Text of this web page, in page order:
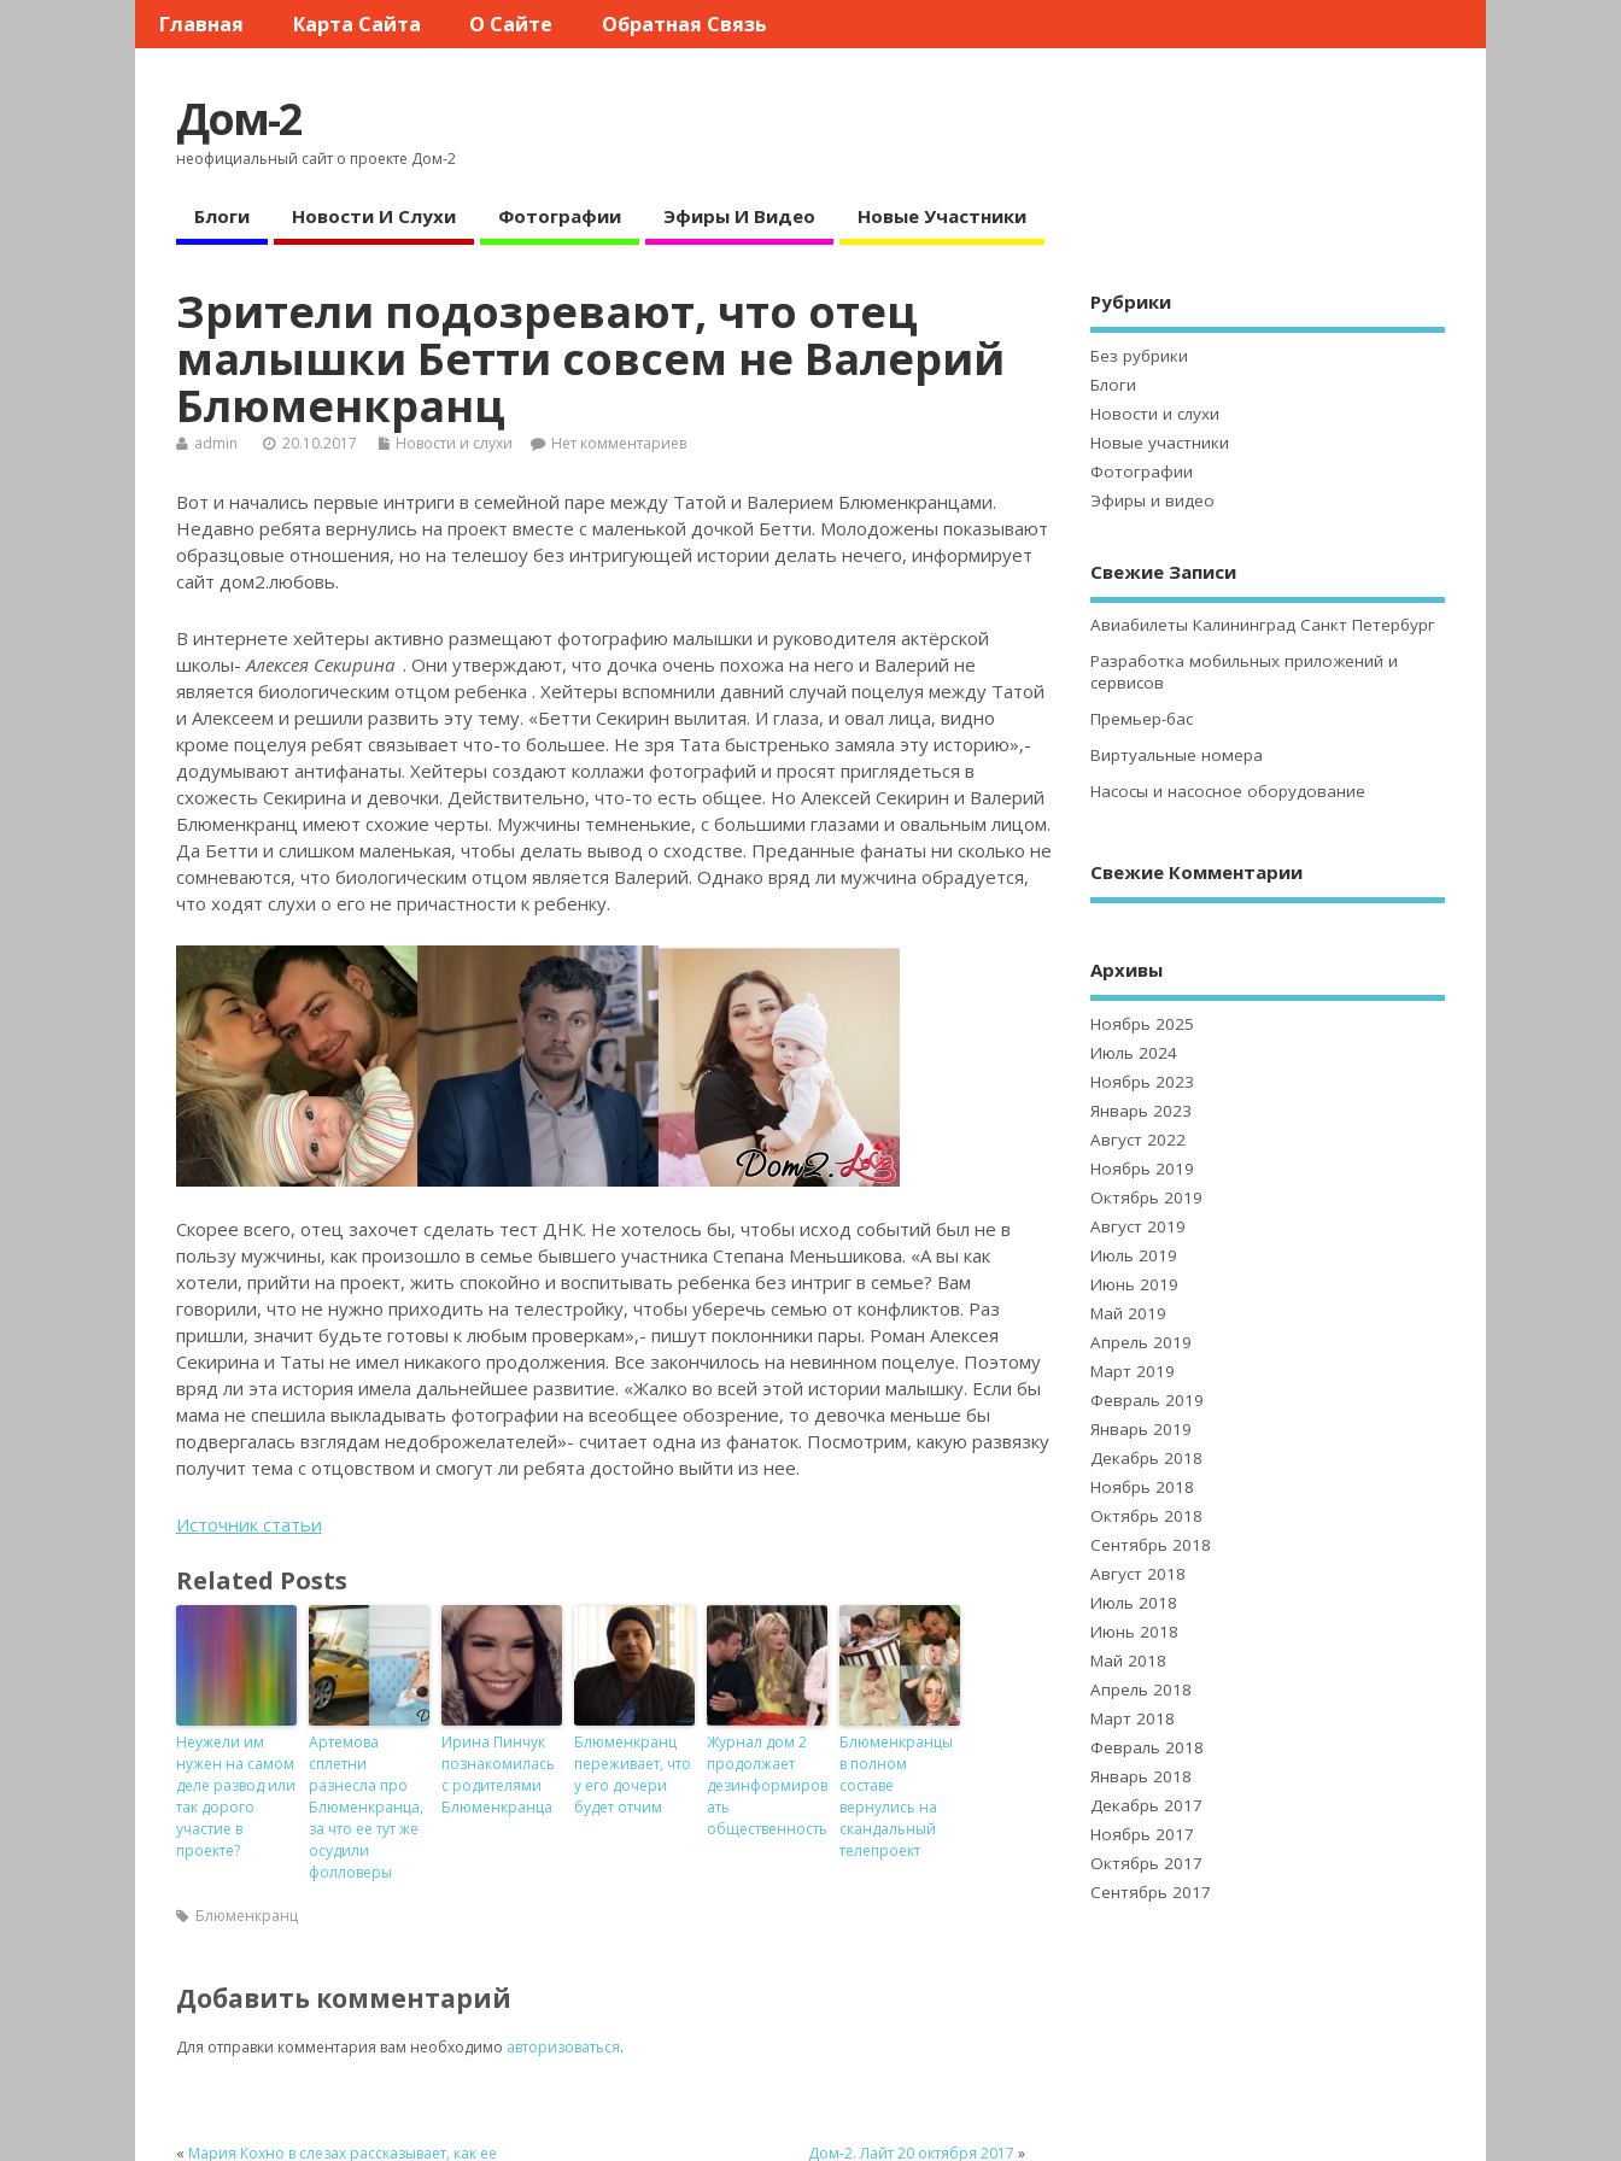
Главная Карта Сайта О Сайте Обратная Связь
Дом-2
неофициальный сайт о проекте Дом-2
Блоги Новости И Слухи Фотографии Эфиры И Видео Новые Участники
Зрители подозревают, что отец
малышки Бетти совсем не Валерий
Блюменкранц
admin 20.10.2017 Новости и слухи Нет комментариев
Вот и начались первые интриги в семейной паре между Татой и Валерием Блюменкранцами.
Недавно ребята вернулись на проект вместе с маленькой дочкой Бетти. Молодожены показывают
образцовые отношения, но на телешоу без интригующей истории делать нечего, информирует
сайт дом2.любовь.
В интернете хейтеры активно размещают фотографию малышки и руководителя актёрской
школы- Алексея Секирина . Они утверждают, что дочка очень похожа на него и Валерий не
является биологическим отцом ребенка . Хейтеры вспомнили давний случай поцелуя между Татой
и Алексеем и решили развить эту тему. «Бетти Секирин вылитая. И глаза, и овал лица, видно
кроме поцелуя ребят связывает что-то большее. Не зря Тата быстренько замяла эту историю»,-
додумывают антифанаты. Хейтеры создают коллажи фотографий и просят приглядеться в
схожесть Секирина и девочки. Действительно, что-то есть общее. Но Алексей Секирин и Валерий
Блюменкранц имеют схожие черты. Мужчины темненькие, с большими глазами и овальным лицом.
Да Бетти и слишком маленькая, чтобы делать вывод о сходстве. Преданные фанаты ни сколько не
сомневаются, что биологическим отцом является Валерий. Однако вряд ли мужчина обрадуется,
что ходят слухи о его не причастности к ребенку.
Скорее всего, отец захочет сделать тест ДНК. Не хотелось бы, чтобы исход событий был не в
пользу мужчины, как произошло в семье бывшего участника Степана Меньшикова. «А вы как
хотели, прийти на проект, жить спокойно и воспитывать ребенка без интриг в семье? Вам
говорили, что не нужно приходить на телестройку, чтобы уберечь семью от конфликтов. Раз
пришли, значит будьте готовы к любым проверкам»,- пишут поклонники пары. Роман Алексея
Секирина и Таты не имел никакого продолжения. Все закончилось на невинном поцелуе. Поэтому
вряд ли эта история имела дальнейшее развитие. «Жалко во всей этой истории малышку. Если бы
мама не спешила выкладывать фотографии на всеобщее обозрение, то девочка меньше бы
подвергалась взглядам недоброжелателей»- считает одна из фанаток. Посмотрим, какую развязку
получит тема с отцовством и смогут ли ребята достойно выйти из нее.
Источник статьи
Related Posts
Неужели им
нужен на самом
деле развод или
так дорого
участие в
проекте?
Артемова
сплетни
разнесла про
Блюменкранца,
за что ее тут же
осудили
фолловеры
Ирина Пинчук
познакомилась
с родителями
Блюменкранца
Блюменкранц
переживает, что
у его дочери
будет отчим
Журнал дом 2
продолжает
дезинформиров
ать
общественность
Блюменкранцы
в полном
составе
вернулись на
скандальный
телепроект
Блюменкранц
Добавить комментарий
Для отправки комментария вам необходимо авторизоваться.
« Мария Кохно в слезах рассказывает, как ее Дом-2. Лайт 20 октября 2017 »
Рубрики
Без рубрики
Блоги
Новости и слухи
Новые участники
Фотографии
Эфиры и видео
Свежие Записи
Авиабилеты Калининград Санкт Петербург
Разработка мобильных приложений и
сервисов
Премьер-бас
Виртуальные номера
Насосы и насосное оборудование
Свежие Комментарии
Архивы
Ноябрь 2025
Июль 2024
Ноябрь 2023
Январь 2023
Август 2022
Ноябрь 2019
Октябрь 2019
Август 2019
Июль 2019
Июнь 2019
Май 2019
Апрель 2019
Март 2019
Февраль 2019
Январь 2019
Декабрь 2018
Ноябрь 2018
Октябрь 2018
Сентябрь 2018
Август 2018
Июль 2018
Июнь 2018
Май 2018
Апрель 2018
Март 2018
Февраль 2018
Январь 2018
Декабрь 2017
Ноябрь 2017
Октябрь 2017
Сентябрь 2017